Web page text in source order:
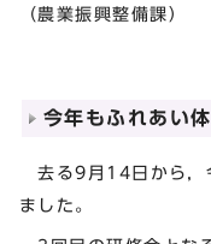
（農業振興整備課）
今年もふれあい
去る9月14日から，
ました。